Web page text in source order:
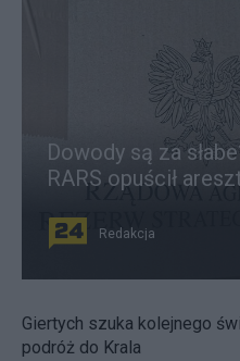
Dowody są za
RARS opuścił
Redakcja
Giertych szuka kolejnego
podróż do Krala